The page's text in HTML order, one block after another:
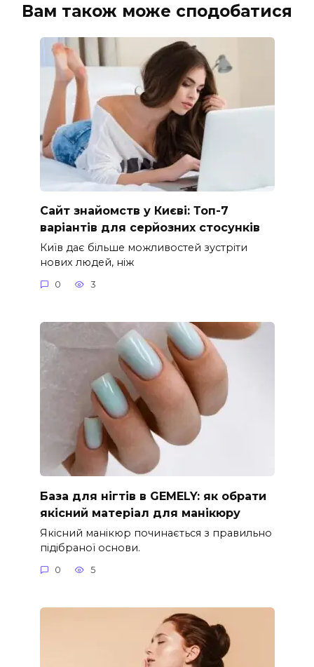
Вам також може сподобатися
Сайт знайомств у Києві: Топ-7
варіантів для серйозних стосунків
Київ дає більше можливостей зустріти
нових людей, ніж
0 3
База для нігтів в GEMELY: як обрати
якісний матеріал для манікюру
Якісний манікюр починається з правильно
підібраної основи.
0 5